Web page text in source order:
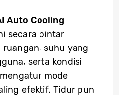
Auto Cooling
secara pintar
ruangan, suhu yang
serta kondisi
mode
efektif. Tidur pun